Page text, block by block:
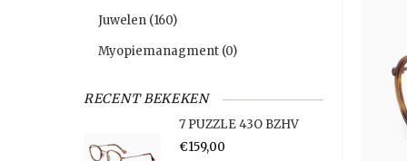
Juwelen (160)
Myopiemanagment (0)
RECENT BEKEKEN
7 PUZZLE 43O BZHV
€159,00